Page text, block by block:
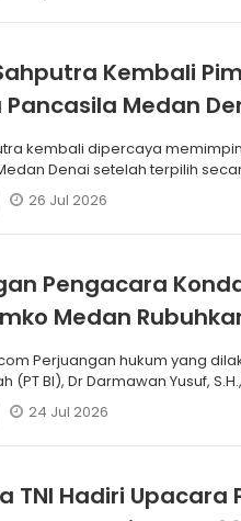
Kembali
Medan
kembali dipercaya
Denai setelah terpilih
26 Jul 2026
Pengacara
Medan
Perjuangan hukum yang
(PT BI), Dr Darmawan Yusuf,
24 Jul 2026
TNI Hadiri Upacara